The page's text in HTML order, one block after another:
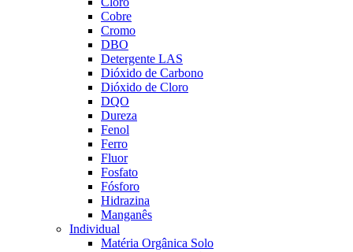
Cobre
Cromo
DBO
Detergente LAS
Dióxido de Carbono
Dióxido de Cloro
DQO
Dureza
Fenol
Ferro
Fluor
Fosfato
Fósforo
Hidrazina
Manganês
Individual
Matéria Orgânica Solo